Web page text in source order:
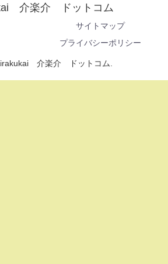
介楽介 ドットコム
サイトマップ
プライバシーポリシー
介楽介 ドットコム.